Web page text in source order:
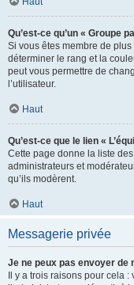
Qu’est-ce qu’un « Groupe
Si vous êtes membre de
déterminer le rang et la
peut vous permettre de
l’utilisateur.
Haut
Qu’est-ce que le lien «
Cette page donne la liste
administrateurs et
qu’ils modèrent.
Haut
Messagerie privée
Je ne peux pas envoyer de
Il y a trois raisons pour cela